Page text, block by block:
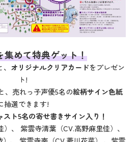
集めて特典ゲット！
オリジナルクリアカードをプレゼン
ト!
、売れっ子声優5名の絵柄サイン色紙
抽選できます!
ト5名の寄せ書きサイン入り！
、 紫雲寺清葉（CV.高野麻里佳）、